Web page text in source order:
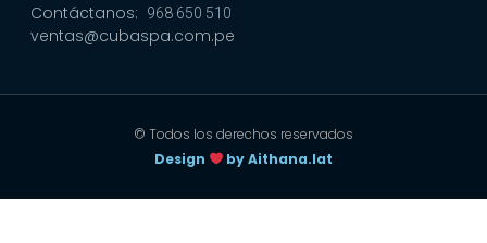
Contáctanos: 968 650 510
ventas@cubaspa.com.pe
© Todos los derechos reservados
Design
by Aithana.lat